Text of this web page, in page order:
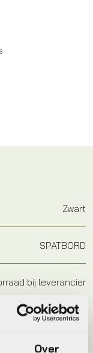
Over
Zwart
SPATBORD
bij leverancier
Shockblade II